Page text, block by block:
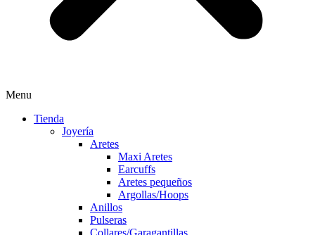
Menu
Tienda
Joyería
Aretes
Maxi Aretes
Earcuffs
Aretes pequeños
Argollas/Hoops
Anillos
Pulseras
Collares/Garagantillas